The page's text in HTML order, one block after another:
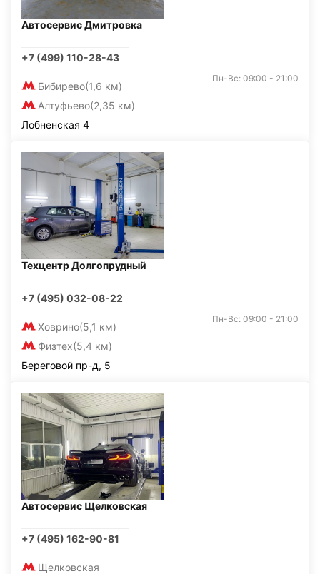
Автосервис Дмитровка
+7 (499) 110-28-43
Бибирево(1,6 км)
Алтуфьево(2,35 км)
Пн-Вс: 09:00 - 21:00
Лобненская 4
Техцентр Долгопрудный
+7 (495) 032-08-22
Ховрино(5,1 км)
Физтех(5,4 км)
Пн-Вс: 09:00 - 21:00
Береговой пр-д, 5
Автосервис Щелковская
+7 (495) 162-90-81
Щелковская